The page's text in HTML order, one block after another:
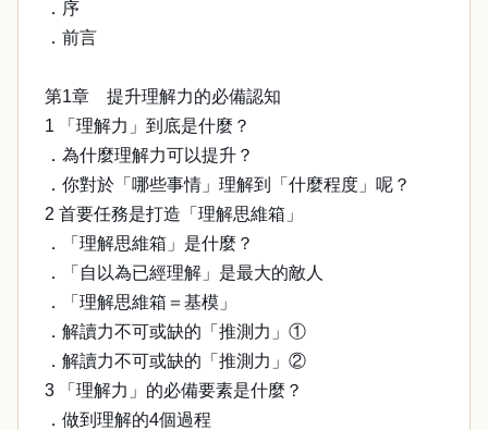
．序
．前言
第1章 提升理解力的必備認知
1 「理解力」到底是什麼？
．為什麼理解力可以提升？
．你對於「哪些事情」理解到「什麼程度」呢？
2 首要任務是打造「理解思維箱」
．「理解思維箱」是什麼？
．「自以為已經理解」是最大的敵人
．「理解思維箱＝基模」
．解讀力不可或缺的「推測力」①
．解讀力不可或缺的「推測力」②
3 「理解力」的必備要素是什麼？
．做到理解的4個過程